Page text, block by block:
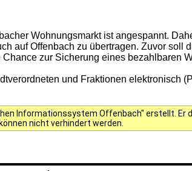
Wohnungsmarkt ist angespannt.
auf Offenbach zu übertragen. Zuvor
zur Sicherung eines bezahlbaren
und Fraktionen elektronisch
Informationssystem Offenbach" erstellt.
nicht verhindert werden.